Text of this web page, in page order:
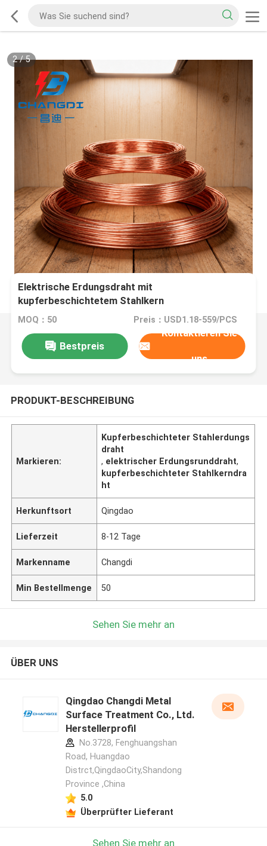
2/5
Elektrische Erdungsdraht mit
kupferbeschichtetem Stahlkern
MOQ：50 Preis：USD1.18-559/PCS
Bestpreis
Kontaktieren Sie
uns
PRODUKT-BESCHREIBUNG
Markieren:
Kupferbeschichteter Stahlerdungs
draht
, elektrischer Erdungsrunddraht,
kupferbeschichteter Stahlkerndra
ht
Herkunftsort Qingdao
Lieferzeit 8-12 Tage
Markenname Changdi
Min Bestellmenge 50
Sehen Sie mehr an
ÜBER UNS
Qingdao Changdi Metal
Surface Treatment Co., Ltd.
Herstellerprofil
No.3728, Fenghuangshan
Road, Huangdao
Distrct,QingdaoCity,Shandong
Province ,China
5.0
Überprüfter Lieferant
Sehen Sie mehr an